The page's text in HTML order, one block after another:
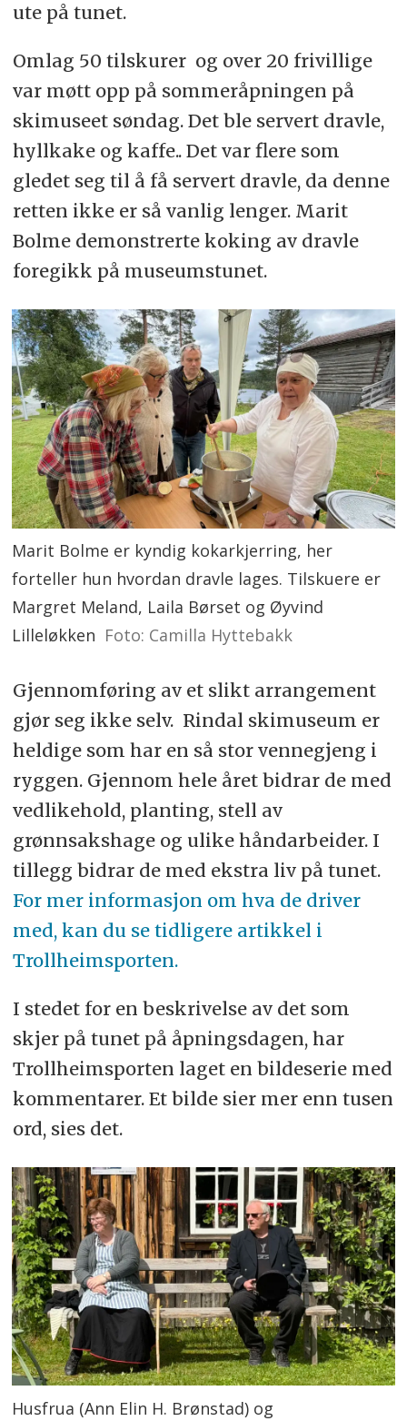
ute på tunet.
Omlag 50 tilskurer og over 20 frivillige
var møtt opp på sommeråpningen på
skimuseet søndag. Det ble servert dravle,
hyllkake og kaffe.. Det var flere som
gledet seg til å få servert dravle, da denne
retten ikke er så vanlig lenger. Marit
Bolme demonstrerte koking av dravle
foregikk på museumstunet.
Marit Bolme er kyndig kokarkjerring, her
forteller hun hvordan dravle lages. Tilskuere er
Margret Meland, Laila Børset og Øyvind
Lilleløkken Foto: Camilla Hyttebakk
Gjennomføring av et slikt arrangement
gjør seg ikke selv. Rindal skimuseum er
heldige som har en så stor vennegjeng i
ryggen. Gjennom hele året bidrar de med
vedlikehold, planting, stell av
grønnsakshage og ulike håndarbeider. I
tillegg bidrar de med ekstra liv på tunet.
For mer informasjon om hva de driver
med, kan du se tidligere artikkel i
Trollheimsporten.
I stedet for en beskrivelse av det som
skjer på tunet på åpningsdagen, har
Trollheimsporten laget en bildeserie med
kommentarer. Et bilde sier mer enn tusen
ord, sies det.
Husfrua (Ann Elin H. Brønstad) og